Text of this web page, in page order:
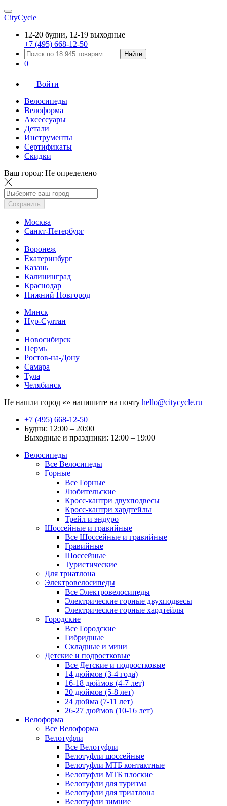
CityCycle
12-20 будни, 12-19 выходные
+7 (495) 668-12-50
Найти
0
Войти
Велосипеды
Велоформа
Аксессуары
Детали
Инструменты
Сертификаты
Скидки
Ваш город: Не определено
Сохранить
Москва
Санкт-Петербург
Воронеж
Екатеринбург
Казань
Калининград
Краснодар
Нижний Новгород
Минск
Нур-Султан
Новосибирск
Пермь
Ростов-на-Дону
Самара
Тула
Челябинск
Не нашли город «» напишите на почту hello@citycycle.ru
+7 (495) 668-12-50
Будни: 12:00 – 20:00
Выходные и праздники: 12:00 – 19:00
Велосипеды
Все Велосипеды
Горные
Все Горные
Любительские
Кросс-кантри двухподвесы
Кросс-кантри хардтейлы
Трейл и эндуро
Шоссейные и гравийные
Все Шоссейные и гравийные
Гравийные
Шоссейные
Туристические
Для триатлона
Электровелосипеды
Все Электровелосипеды
Электрические горные двухподвесы
Электрические горные хардтейлы
Городские
Все Городские
Гибридные
Складные и мини
Детские и подростковые
Все Детские и подростковые
14 дюймов (3-4 года)
16-18 дюймов (4-7 лет)
20 дюймов (5-8 лет)
24 дюйма (7-11 лет)
26-27 дюймов (10-16 лет)
Велоформа
Все Велоформа
Велотуфли
Все Велотуфли
Велотуфли шоссейные
Велотуфли МТБ контактные
Велотуфли МТБ плоские
Велотуфли для туризма
Велотуфли для триатлона
Велотуфли зимние